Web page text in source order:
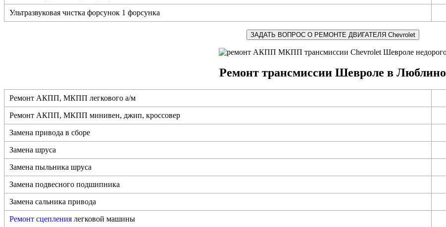
Ультразвуковая чистка форсунок 1 форсунка
ЗАДАТЬ ВОПРОС О РЕМОНТЕ ДВИГАТЕЛЯ Chevrolet
Ремонт трансмиссии Шевроле в Люблино
Ремонт АКПП, МКПП легкового а/м
Ремонт АКПП, МКПП минивен, джип, кроссовер
Замена привода в сборе
Замена шруса
Замена пыльника шруса
Замена подвесного подшипника
Замена сальника привода
Ремонт сцепления легковой машины